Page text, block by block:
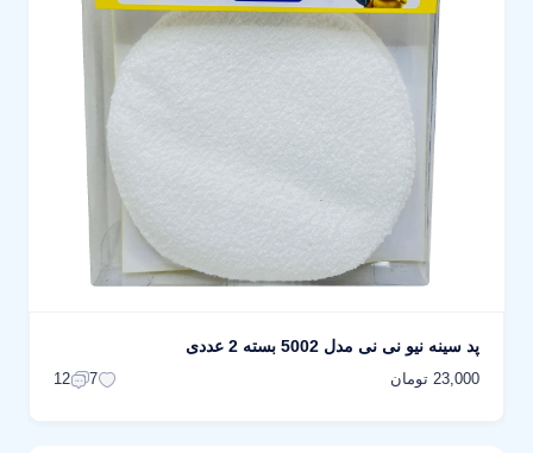
پد سینه نیو نی نی مدل 5002 بسته 2 عددی
23,000 تومان 7
12